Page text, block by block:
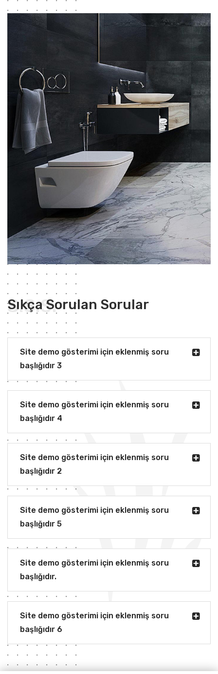
S.S.S.
Sıkça Sorulan Sorular
Site demo gösterimi için eklenmiş soru
başlığıdır 3
Site demo gösterimi için eklenmiş soru
başlığıdır 4
Site demo gösterimi için eklenmiş soru
başlığıdır 2
Site demo gösterimi için eklenmiş soru
başlığıdır 5
Site demo gösterimi için eklenmiş soru
başlığıdır.
Site demo gösterimi için eklenmiş soru
başlığıdır 6